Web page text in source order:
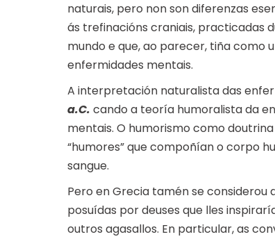
naturais, pero non son diferenzas
ás trefinacións craniais, practicadas
mundo e que, ao parecer, tiña como
enfermidades mentais.
A interpretación naturalista das
a.C. cando a teoría humoralista da
mentais. O humorismo como
“humores” que compoñían o corpo
sangue.
Pero en Grecia tamén se
posuídas por deuses que lles
outros agasallos. En particular, as